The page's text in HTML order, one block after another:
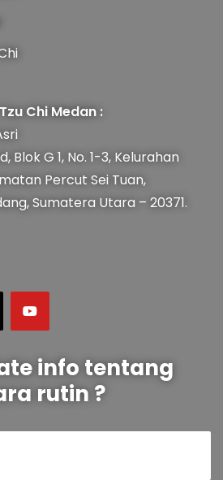
Chi Medan :
Blok G 1, No. 1-3, Kelurahan
Percut Sei Tuan,
Sumatera Utara – 20371.
info tentang
rutin ?